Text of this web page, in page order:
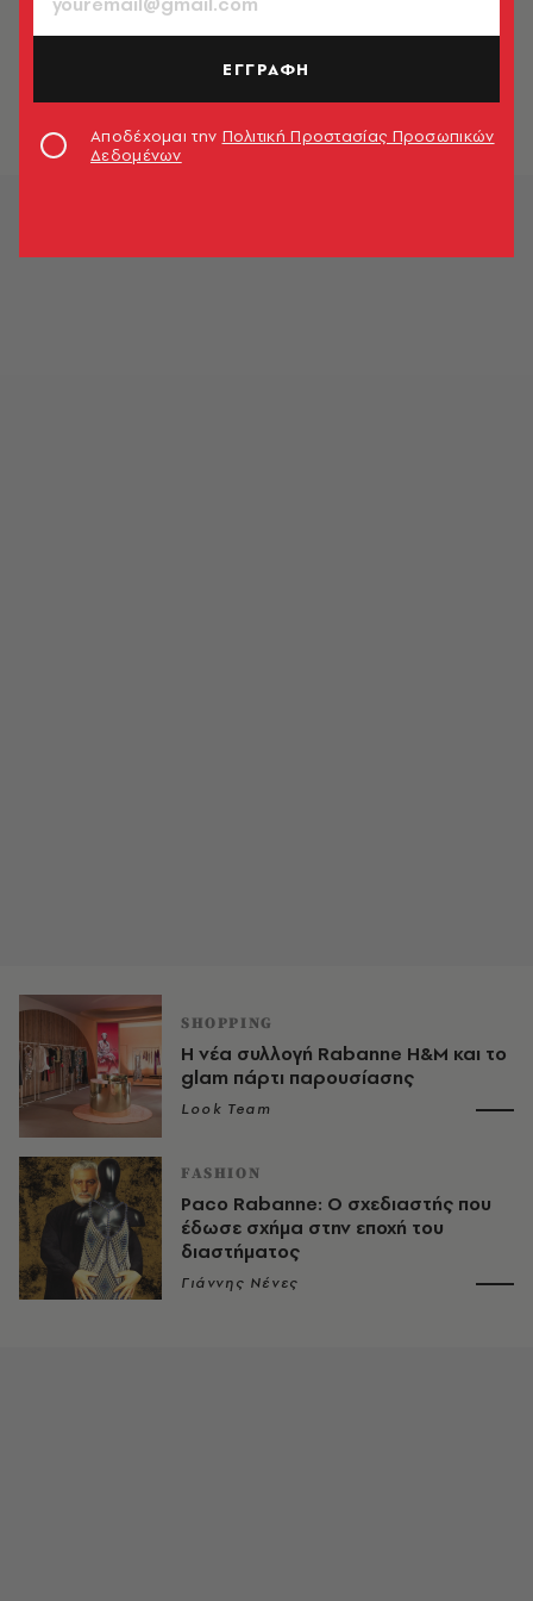
ΚΟΣΜΟΣ
Ανασκόπηση 2023: Σημαντικές
απώλειες της χρονιάς που φεύγει
Δημήτρης Καραθάνος
SHOPPING
Η νέα συλλογή Rabanne H&M και το
glam πάρτι παρουσίασης
Look Team
FASHION
Paco Rabanne: Ο σχεδιαστής που
έδωσε σχήμα στην εποχή του
διαστήματος
Γιάννης Νένες
ΕΓΓΡΑΦΗ
Αποδέχομαι την Πολιτική Προστασίας Προσωπικών
Δεδομένων